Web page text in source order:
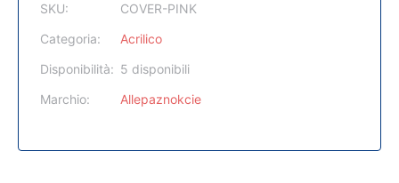
SKU:
COVER-PINK
Categoria:
Acrilico
Disponibilità: 5 disponibili
Marchio:
Allepaznokcie